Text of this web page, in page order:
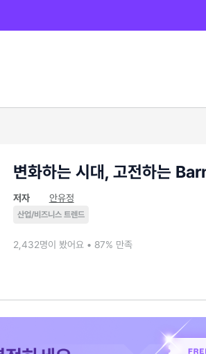
변화하는 시대, 고전하는
저자 안유정
산업/비즈니스 트렌드
2,432명이 봤어요 • 87% 만족